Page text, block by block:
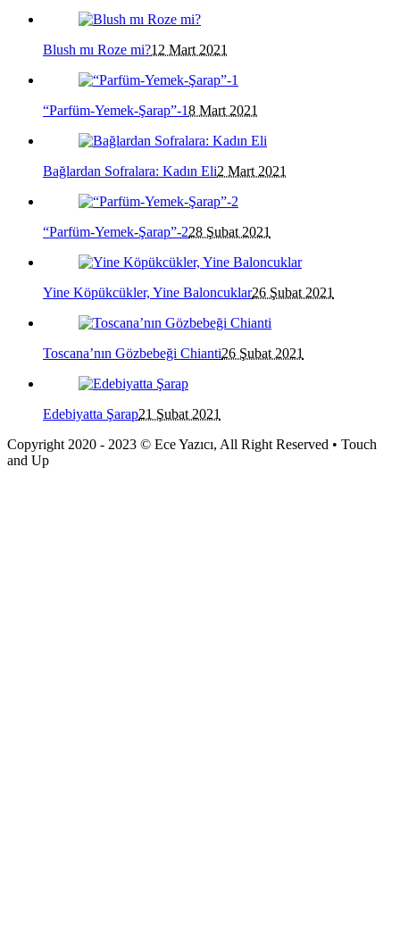
Blush mı Roze mi?12 Mart 2021
“Parfüm-Yemek-Şarap”-18 Mart 2021
Bağlardan Sofralara: Kadın Eli2 Mart 2021
“Parfüm-Yemek-Şarap”-228 Şubat 2021
Yine Köpükcükler, Yine Baloncuklar26 Şubat 2021
Toscana’nın Gözbebeği Chianti26 Şubat 2021
Edebiyatta Şarap21 Şubat 2021
Copyright 2020 - 2023 © Ece Yazıcı, All Right Reserved • Touch
and Up